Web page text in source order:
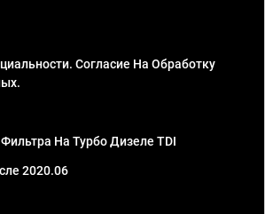
Согласие На Обработку
На Турбо Дизеле TDI
2020.06